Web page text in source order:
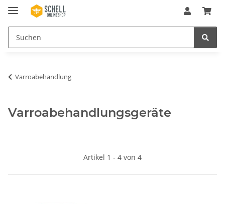
Varroabehandlung
Varroabehandlungsgeräte
Artikel 1 - 4 von 4